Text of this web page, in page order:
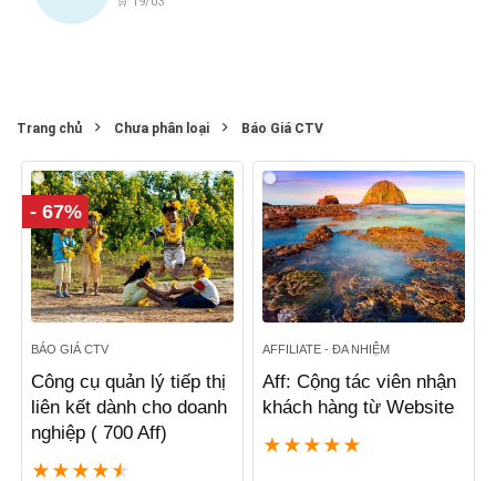
Trang chủ Chưa phân loại Báo Giá CTV
- 67%
BÁO GIÁ CTV
Công cụ quản lý tiếp thị
liên kết dành cho doanh
nghiệp ( 700 Aff)
★ ★ ★ ★ ★
AFFILIATE - ĐA NHIỆM
Aff: Cộng tác viên nhận
khách hàng từ Website
★ ★ ★ ★ ★